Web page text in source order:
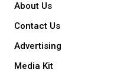
About Us
Contact Us
Advertising
Media Kit